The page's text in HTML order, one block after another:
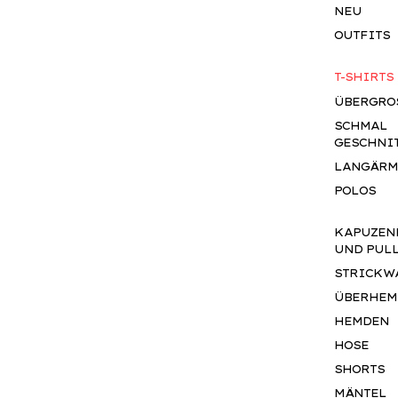
NEU
OUTFITS
T-SHIRTS
SCHMAL
POLOS
UND
HEMDEN
HOSE
SHORTS
MÄNTEL